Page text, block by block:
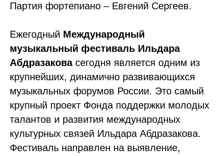
Партия фортепиано – Евгений Сергеев.
Ежегодный Международный
музыкальный фестиваль Ильдара
Абдразаковасегодня является одним из
крупнейших, динамично развивающихся
музыкальных форумов России. Это самый
крупный проект Фонда поддержки молодых
талантов и развития международных
культурных связей Ильдара Абдразакова.
Фестиваль направлен на выявление,